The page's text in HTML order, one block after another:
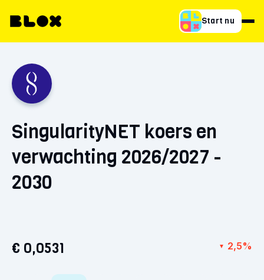
Start nu
SingularityNET koers en
verwachting 2026/2027 -
2030
€ 0,0531 ▼ 2,5%